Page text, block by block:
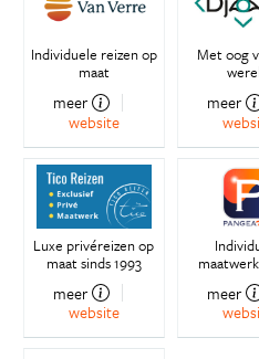
Individuele reizen op
maat
meer
website
Met oog
meer
Luxe privéreizen op
maat sinds 1993
meer
website
meer